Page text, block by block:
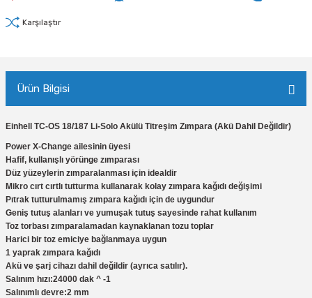
Karşılaştır
Ürün Bilgisi
Einhell TC-OS 18/187 Li-Solo Akülü Titreşim Zımpara (Akü Dahil Değildir)
Power X-Change ailesinin üyesi
Hafif, kullanışlı yörünge zımparası
Düz yüzeylerin zımparalanması için idealdir
Mikro cırt cırtlı tutturma kullanarak kolay zımpara kağıdı değişimi
Pıtrak tutturulmamış zımpara kağıdı için de uygundur
Geniş tutuş alanları ve yumuşak tutuş sayesinde rahat kullanım
Toz torbası zımparalamadan kaynaklanan tozu toplar
Harici bir toz emiciye bağlanmaya uygun
1 yaprak zımpara kağıdı
Akü ve şarj cihazı dahil değildir (ayrıca satılır).
Salınım hızı:24000 dak ^ -1
Salınımlı devre:2 mm